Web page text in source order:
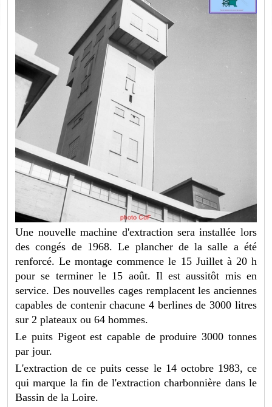
Une nouvelle machine d'extraction sera installée lors
des congés de 1968. Le plancher de la salle a été
renforcé. Le montage commence le 15 Juillet à 20 h
pour se terminer le 15 août. Il est aussitôt mis en
service. Des nouvelles cages remplacent les anciennes
capables de contenir chacune 4 berlines de 3000 litres
sur 2 plateaux ou 64 hommes.
Le puits Pigeot est capable de produire 3000 tonnes
par jour.
L'extraction de ce puits cesse le 14 octobre 1983, ce
qui marque la fin de l'extraction charbonnière dans le
Bassin de la Loire.